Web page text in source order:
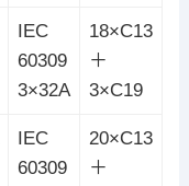
IEC
60309
3×32A
18×C13
＋
3×C19
IEC
60309
20×C13
＋